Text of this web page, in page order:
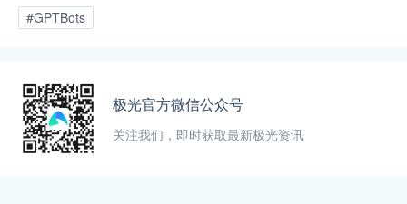
#GPTBots
极光官方微信公众号
关注我们，即时获取最新极光资讯